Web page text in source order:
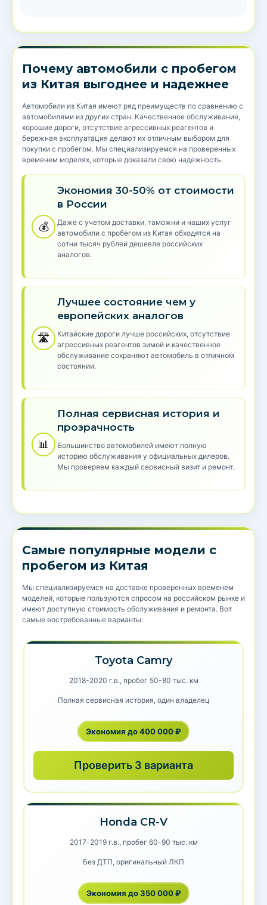
Почему автомобили с пробегом
из Китая выгоднее и надежнее
Автомобили из Китая имеют ряд преимуществ по сравнению с
автомобилями из других стран. Качественное обслуживание,
хорошие дороги, отсутствие агрессивных реагентов и
бережная эксплуатация делают их отличным выбором для
покупки с пробегом. Мы специализируемся на проверенных
временем моделях, которые доказали свою надежность.
💰
Экономия 30-50% от стоимости
в России
Даже с учетом доставки, таможни и наших услуг
автомобили с пробегом из Китая обходятся на
сотни тысяч рублей дешевле российских
аналогов.
🛣️
Лучшее состояние чем у
европейских аналогов
Китайские дороги лучше российских, отсутствие
агрессивных реагентов зимой и качественное
обслуживание сохраняют автомобиль в отличном
состоянии.
📊
Полная сервисная история и
прозрачность
Большинство автомобилей имеют полную
историю обслуживания у официальных дилеров.
Мы проверяем каждый сервисный визит и ремонт.
Самые популярные модели с
пробегом из Китая
Мы специализируемся на доставке проверенных временем
моделей, которые пользуются спросом на российском рынке и
имеют доступную стоимость обслуживания и ремонта. Вот
самые востребованные варианты:
Toyota Camry
2018-2020 г.в., пробег 50-80 тыс. км
Полная сервисная история, один владелец
Экономия до 400 000 ₽
Проверить 3 варианта
Honda CR-V
2017-2019 г.в., пробег 60-90 тыс. км
Без ДТП, оригинальный ЛКП
Экономия до 350 000 ₽